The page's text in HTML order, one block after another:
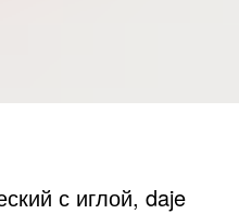
с иглой, daje